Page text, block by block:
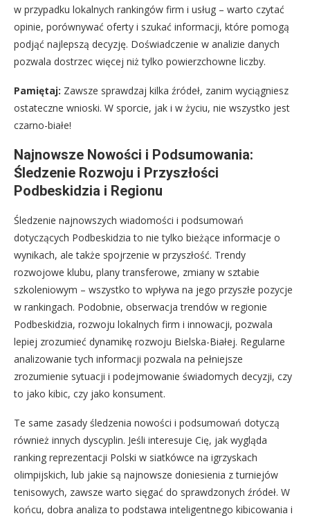
w przypadku lokalnych rankingów firm i usług – warto czytać
opinie, porównywać oferty i szukać informacji, które pomogą
podjąć najlepszą decyzję. Doświadczenie w analizie danych
pozwala dostrzec więcej niż tylko powierzchowne liczby.
Pamiętaj: Zawsze sprawdzaj kilka źródeł, zanim wyciągniesz
ostateczne wnioski. W sporcie, jak i w życiu, nie wszystko jest
czarno-białe!
Najnowsze Nowości i Podsumowania:
Śledzenie Rozwoju i Przyszłości
Podbeskidzia i Regionu
Śledzenie najnowszych wiadomości i podsumowań
dotyczących Podbeskidzia to nie tylko bieżące informacje o
wynikach, ale także spojrzenie w przyszłość. Trendy
rozwojowe klubu, plany transferowe, zmiany w sztabie
szkoleniowym – wszystko to wpływa na jego przyszłe pozycje
w rankingach. Podobnie, obserwacja trendów w regionie
Podbeskidzia, rozwoju lokalnych firm i innowacji, pozwala
lepiej zrozumieć dynamikę rozwoju Bielska-Białej. Regularne
analizowanie tych informacji pozwala na pełniejsze
zrozumienie sytuacji i podejmowanie świadomych decyzji, czy
to jako kibic, czy jako konsument.
Te same zasady śledzenia nowości i podsumowań dotyczą
również innych dyscyplin. Jeśli interesuje Cię, jak wygląda
ranking reprezentacji Polski w siatkówce na igrzyskach
olimpijskich, lub jakie są najnowsze doniesienia z turniejów
tenisowych, zawsze warto sięgać do sprawdzonych źródeł. W
końcu, dobra analiza to podstawa inteligentnego kibicowania i